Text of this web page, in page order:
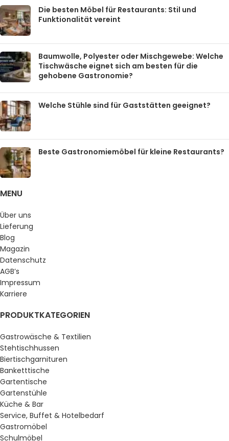
Die besten Möbel für Restaurants: Stil und
Funktionalität vereint
Baumwolle, Polyester oder Mischgewebe: Welche
Tischwäsche eignet sich am besten für die
gehobene Gastronomie?
Welche Stühle sind für Gaststätten geeignet?
Beste Gastronomiemöbel für kleine Restaurants?
MENU
Über uns
Lieferung
Blog
Magazin
Datenschutz
AGB’s
Impressum
Karriere
PRODUKTKATEGORIEN
Gastrowäsche & Textilien
Stehtischhussen
Biertischgarnituren
Banketttische
Gartentische
Gartenstühle
Küche & Bar
Service, Buffet & Hotelbedarf
Gastromöbel
Schulmöbel